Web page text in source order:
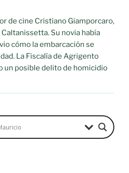
de cine Cristiano Giamporcaro,
Su novia había
cómo la embarcación se
La Fiscalía de Agrigento
un posible delito de homicidio